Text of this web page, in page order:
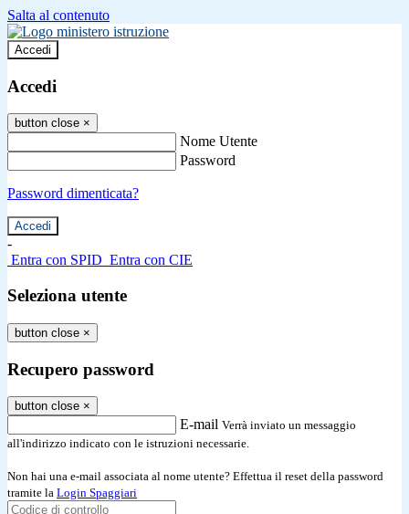
Salta al contenuto
Accedi
Accedi
button close ×
Nome Utente
Password
Password dimenticata?
-
Entra con SPID Entra con CIE
Seleziona utente
button close ×
Recupero password
button close ×
E-mail Verrà inviato un messaggio
all'indirizzo indicato con le istruzioni necessarie.
Non hai una e-mail associata al nome utente? Effettua il reset della password
tramite la Login Spaggiari